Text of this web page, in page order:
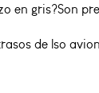
en gris?Son
de lso